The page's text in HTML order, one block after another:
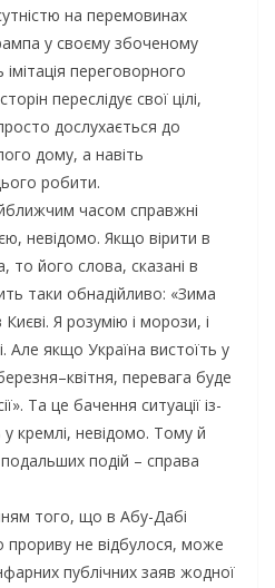
на перемовинах
у своєму збоченому
переговорного
переслідує свої цілі,
дослухається до
дому, а навіть
робити.
часом справжні
невідомо. Якщо вірити в
то його слова, сказані в
таки обнадійливо: «Зима
Я розумію і морози, і
Але якщо Україна вистоїть у
перевага буде
Та це бачення ситуації із-
у кремлі, невідомо. Тому й
подій – справа
того, що в Абу-Дабі
прориву не відбулося, може
публічних заяв жодної